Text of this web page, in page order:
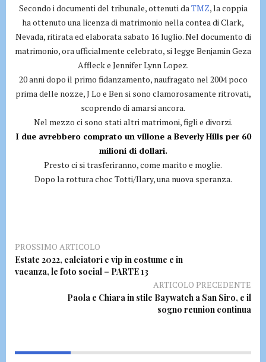
Secondo i documenti del tribunale, ottenuti daTMZ, la coppia
ha ottenuto una licenza di matrimonio nella contea di Clark,
Nevada, ritirata ed elaborata sabato 16 luglio. Nel documento di
matrimonio, ora ufficialmente celebrato, si legge Benjamin Geza
Affleck e Jennifer Lynn Lopez.
20 anni dopo il primo fidanzamento, naufragato nel 2004 poco
prima delle nozze, J Lo e Ben si sono clamorosamente ritrovati,
scoprendo di amarsi ancora.
Nel mezzo ci sono stati altri matrimoni, figli e divorzi.
I due avrebbero comprato un villone a Beverly Hills per 60
milioni di dollari.
Presto ci si trasferiranno, come marito e moglie.
Dopo la rottura choc Totti/Ilary, una nuova speranza.
PROSSIMO ARTICOLO
Estate 2022, calciatori e vip in costume e in
vacanza, le foto social – PARTE 13
ARTICOLO PRECEDENTE
Paola e Chiara in stile Baywatch a San Siro, e il
sogno reunion continua